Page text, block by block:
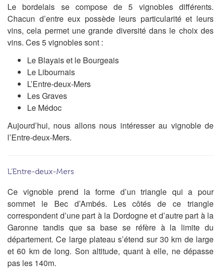
Le bordelais se compose de 5 vignobles différents.
Chacun d’entre eux possède leurs particularité et leurs
vins, cela permet une grande diversité dans le choix des
vins. Ces 5 vignobles sont :
Le Blayais et le Bourgeais
Le Libournais
L’Entre-deux-Mers
Les Graves
Le Médoc
Aujourd’hui, nous allons nous intéresser au vignoble de
l’Entre-deux-Mers.
L’Entre-deux-Mers
Ce vignoble prend la forme d’un triangle qui a pour
sommet le Bec d’Ambés. Les côtés de ce triangle
correspondent d’une part à la Dordogne et d’autre part à la
Garonne tandis que sa base se réfère à la limite du
département. Ce large plateau s’étend sur 30 km de large
et 60 km de long. Son altitude, quant à elle, ne dépasse
pas les 140m.